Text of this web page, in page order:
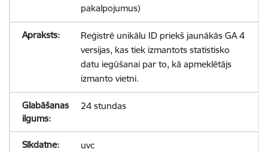
pakalpojumus)
Reģistrē unikālu ID priekš jaunākās GA 4
versijas, kas tiek izmantots statistisko
datu iegūšanai par to, kā apmeklētājs
izmanto vietni.
24 stundas
uvc